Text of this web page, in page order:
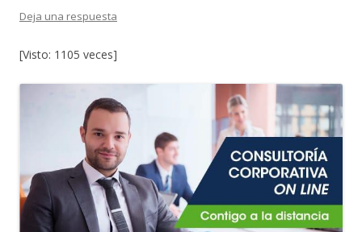
Deja una respuesta
[Visto: 1105 veces]